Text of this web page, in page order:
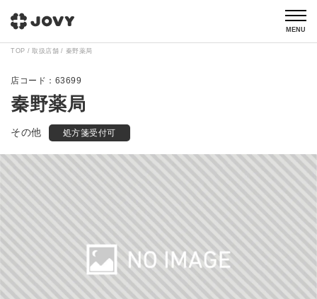
MENU
TOP 取扱店舗 秦野薬局
63699
秦野薬局
その他 処方箋受付可